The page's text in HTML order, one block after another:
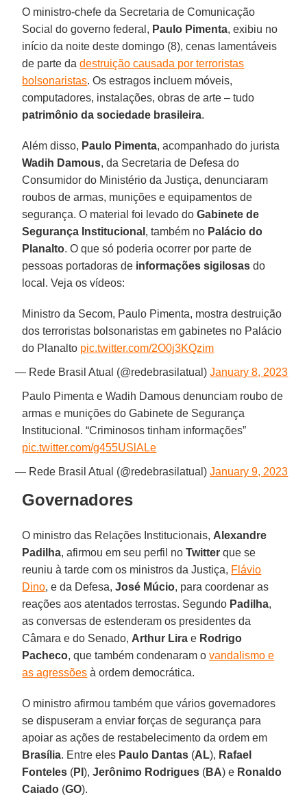
O ministro-chefe da Secretaria de Comunicação
Social do governo federal, Paulo Pimenta, exibiu no
início da noite deste domingo (8), cenas lamentáveis
de parte dadestruição causada por terroristas
bolsonaristas. Os estragos incluem móveis,
computadores, instalações, obras de arte – tudo
patrimônio da sociedade brasileira.
Além disso, Paulo Pimenta, acompanhado do jurista
Wadih Damous, da Secretaria de Defesa do
Consumidor do Ministério da Justiça, denunciaram
roubos de armas, munições e equipamentos de
segurança. O material foi levado doGabinete de
Segurança Institucional , também no Palácio do
Planalto. O que só poderia ocorrer por parte de
pessoas portadoras de informações sigilosas do
local. Veja os vídeos:
Ministro da Secom, Paulo Pimenta, mostra destruição
dos terroristas bolsonaristas em gabinetes no Palácio
do Planalto pic.twitter.com/2O0j3KQzim
— Rede Brasil Atual (@redebrasilatual)January 8, 2023
Paulo Pimenta e Wadih Damous denunciam roubo de
armas e munições do Gabinete de Segurança
Institucional. “Criminosos tinham informações”
pic.twitter.com/g455USlALe
— Rede Brasil Atual (@redebrasilatual)January 9, 2023
Governadores
O ministro das Relações Institucionais, Alexandre
Padilha, afirmou em seu perfil noTwitter que se
reuniu à tarde com os ministros da Justiça, Flávio
Dino, e da Defesa,José Múcio, para coordenar as
reações aos atentados terrostas. Segundo Padilha,
as conversas de estenderam os presidentes da
Câmara e do Senado, Arthur Lira e Rodrigo
Pacheco, que também condenaram ovandalismo e
as agressões à ordem democrática.
O ministro afirmou também que vários governadores
se dispuseram a enviar forças de segurança para
apoiar as ações de restabelecimento da ordem em
Brasília. Entre eles Paulo Dantas (AL), Rafael
Fonteles (PI),Jerônimo Rodrigues (BA) e Ronaldo
Caiado (GO).